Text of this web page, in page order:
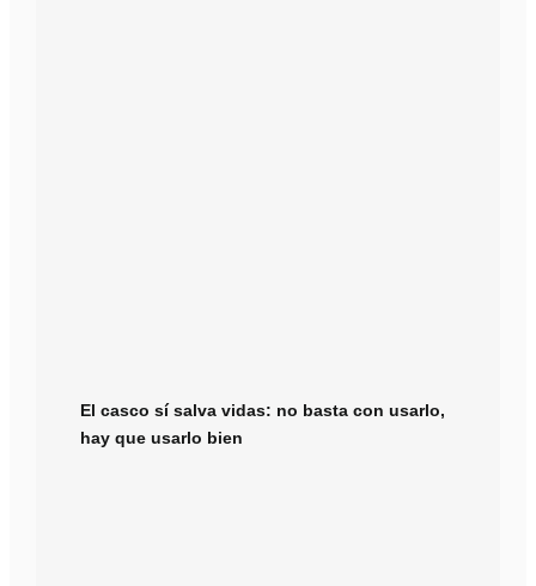
El casco sí salva vidas: no basta con usarlo,
hay que usarlo bien